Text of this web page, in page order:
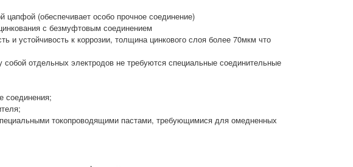
(обеспечивает особо прочное соединение)
с безмуфтовым соединением
устойчивость к коррозии, толщина цинкового слоя более 70мкм что
отдельных электродов не требуются специальные соединительные
соединения;
токопроводящими пастами, требующимися для омедненных